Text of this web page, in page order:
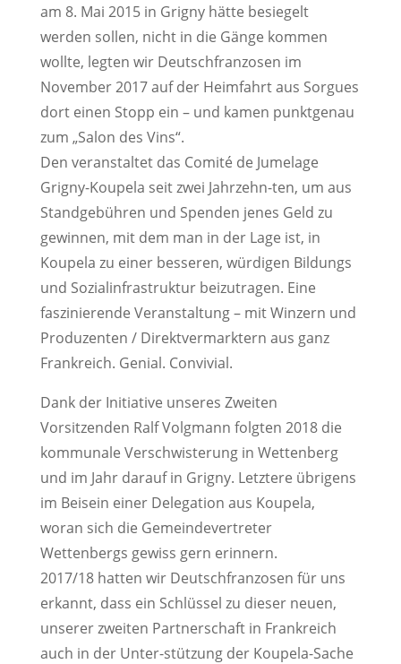
am 8. Mai 2015 in Grigny hätte besiegelt
werden sollen, nicht in die Gänge kommen
wollte, legten wir Deutschfranzosen im
November 2017 auf der Heimfahrt aus Sorgues
dort einen Stopp ein – und kamen punktgenau
zum „Salon des Vins“.
Den veranstaltet das Comité de Jumelage
Grigny-Koupela seit zwei Jahrzehn-ten, um aus
Standgebühren und Spenden jenes Geld zu
gewinnen, mit dem man in der Lage ist, in
Koupela zu einer besseren, würdigen Bildungs
und Sozialinfrastruktur beizutragen. Eine
faszinierende Veranstaltung – mit Winzern und
Produzenten / Direktvermarktern aus ganz
Frankreich. Genial. Convivial.
Dank der Initiative unseres Zweiten
Vorsitzenden Ralf Volgmann folgten 2018 die
kommunale Verschwisterung in Wettenberg
und im Jahr darauf in Grigny. Letztere übrigens
im Beisein einer Delegation aus Koupela,
woran sich die Gemeindevertreter
Wettenbergs gewiss gern erinnern.
2017/18 hatten wir Deutschfranzosen für uns
erkannt, dass ein Schlüssel zu dieser neuen,
unserer zweiten Partnerschaft in Frankreich
auch in der Unter-stützung der Koupela-Sache